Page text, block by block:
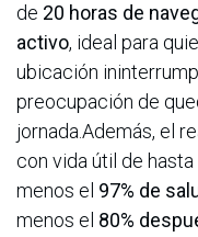
de 20 horas de
activo, ideal para
ubicación
preocupación de
jornada.Además, el
con vida útil de hasta
menos el 97% de
menos el 80%